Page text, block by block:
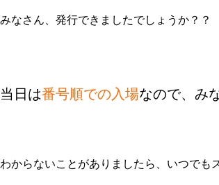
みなさん、発行できましたでしょうか？？
当日は番号順での入場なので、み
わからないことがありましたら、いつでも